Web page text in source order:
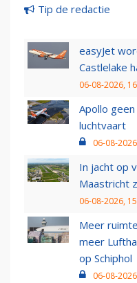
Tip de redactie
easyJet
Castlelake
06-08-2026,
Apollo
luchtvaart
06-08-
In jacht op
Maastricht
06-08-2026,
Meer
meer
op Schiphol
06-08-